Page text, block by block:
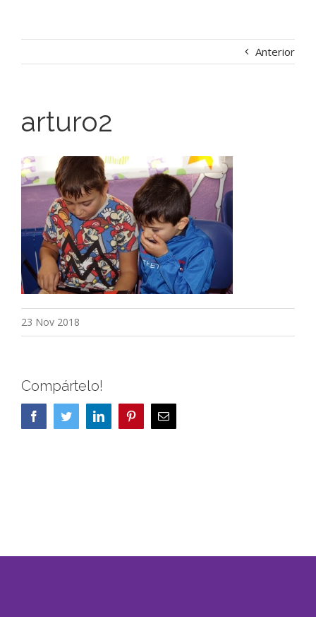
Anterior
arturo2
23 Nov 2018
Compártelo!
FacebookTwitterLinkedIn PinterestCorreo
electrónico